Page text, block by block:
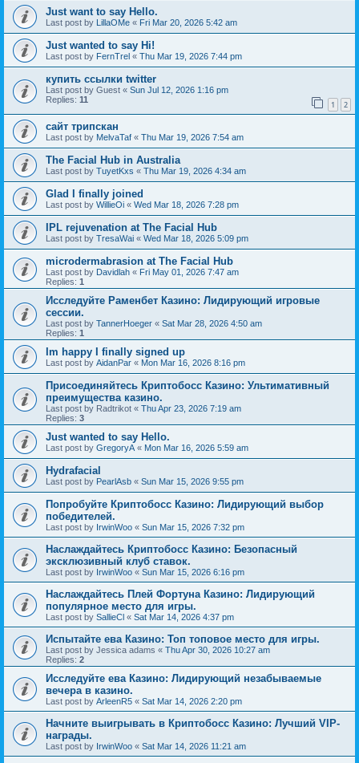
Just want to say Hello.
Last post by LillaOMe « Fri Mar 20, 2026 5:42 am
Just wanted to say Hi!
Last post by FernTrel « Thu Mar 19, 2026 7:44 pm
купить ссылки twitter
Last post by Guest « Sun Jul 12, 2026 1:16 pm
Replies: 11 1 2
сайт трипскан
Last post by MelvaTaf « Thu Mar 19, 2026 7:54 am
The Facial Hub in Australia
Last post by TuyetKxs « Thu Mar 19, 2026 4:34 am
Glad I finally joined
Last post by WillieOi « Wed Mar 18, 2026 7:28 pm
IPL rejuvenation at The Facial Hub
Last post by TresaWai « Wed Mar 18, 2026 5:09 pm
microdermabrasion at The Facial Hub
Last post by Davidlah « Fri May 01, 2026 7:47 am
Replies: 1
Исследуйте Раменбет Казино: Лидирующий игровые
сессии.
Last post by TannerHoeger « Sat Mar 28, 2026 4:50 am
Replies: 1
Im happy I finally signed up
Last post by AidanPar « Mon Mar 16, 2026 8:16 pm
Присоединяйтесь Криптобосс Казино: Ультимативный
преимущества казино.
Last post by Radtrikot « Thu Apr 23, 2026 7:19 am
Replies: 3
Just wanted to say Hello.
Last post by GregoryA « Mon Mar 16, 2026 5:59 am
Hydrafacial
Last post by PearlAsb « Sun Mar 15, 2026 9:55 pm
Попробуйте Криптобосс Казино: Лидирующий выбор
победителей.
Last post by IrwinWoo « Sun Mar 15, 2026 7:32 pm
Наслаждайтесь Криптобосс Казино: Безопасный
эксклюзивный клуб ставок.
Last post by IrwinWoo « Sun Mar 15, 2026 6:16 pm
Наслаждайтесь Плей Фортуна Казино: Лидирующий
популярное место для игры.
Last post by SallieCl « Sat Mar 14, 2026 4:37 pm
Испытайте ева Казино: Топ топовое место для игры.
Last post by Jessica adams « Thu Apr 30, 2026 10:27 am
Replies: 2
Исследуйте ева Казино: Лидирующий незабываемые
вечера в казино.
Last post by ArleenR5 « Sat Mar 14, 2026 2:20 pm
Начните выигрывать в Криптобосс Казино: Лучший VIP-
награды.
Last post by IrwinWoo « Sat Mar 14, 2026 11:21 am